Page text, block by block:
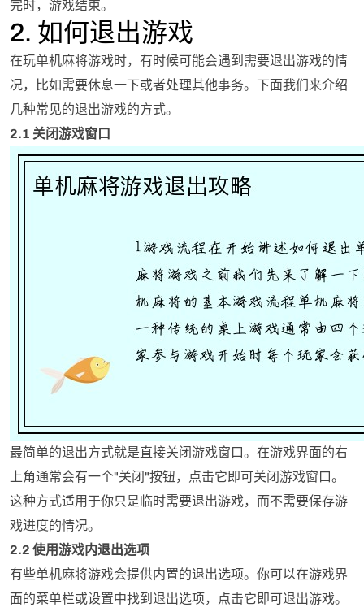
完时，游戏结束。
2. 如何退出游戏
在玩单机麻将游戏时，有时候可能会遇到需要退出游戏的情
况，比如需要休息一下或者处理其他事务。下面我们来介绍
几种常见的退出游戏的方式。
2.1 关闭游戏窗口
最简单的退出方式就是直接关闭游戏窗口。在游戏界面的右
上角通常会有一个"关闭"按钮，点击它即可关闭游戏窗口。
这种方式适用于你只是临时需要退出游戏，而不需要保存游
戏进度的情况。
2.2 使用游戏内退出选项
有些单机麻将游戏会提供内置的退出选项。你可以在游戏界
面的菜单栏或设置中找到退出选项，点击它即可退出游戏。